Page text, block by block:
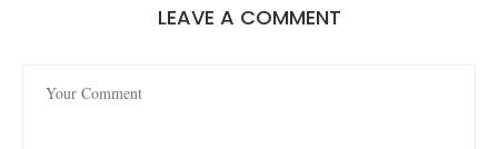
LEAVE A COMMENT